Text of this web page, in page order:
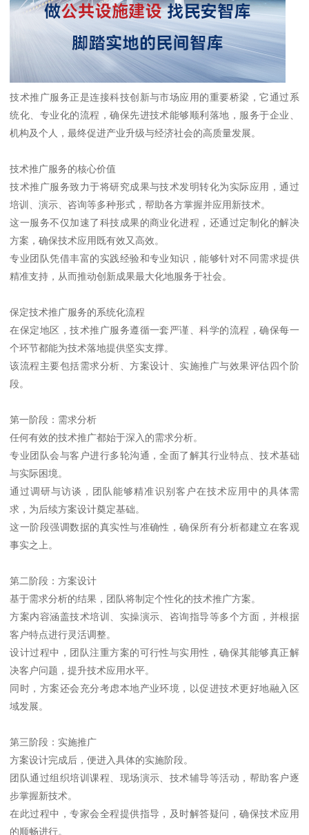
技术推广服务正是连接科技创新与市场应用的重要桥梁，它通过系
统化、专业化的流程，确保先进技术能够顺利落地，服务于企业、
机构及个人，最终促进产业升级与经济社会的高质量发展。
技术推广服务的核心价值
技术推广服务致力于将研究成果与技术发明转化为实际应用，通过
培训、演示、咨询等多种形式，帮助各方掌握并应用新技术。
这一服务不仅加速了科技成果的商业化进程，还通过定制化的解决
方案，确保技术应用既有效又高效。
专业团队凭借丰富的实践经验和专业知识，能够针对不同需求提供
精准支持，从而推动创新成果最大化地服务于社会。
保定技术推广服务的系统化流程
在保定地区，技术推广服务遵循一套严谨、科学的流程，确保每一
个环节都能为技术落地提供坚实支撑。
该流程主要包括需求分析、方案设计、实施推广与效果评估四个阶
段。
第一阶段：需求分析
任何有效的技术推广都始于深入的需求分析。
专业团队会与客户进行多轮沟通，全面了解其行业特点、技术基础
与实际困境。
通过调研与访谈，团队能够精准识别客户在技术应用中的具体需
求，为后续方案设计奠定基础。
这一阶段强调数据的真实性与准确性，确保所有分析都建立在客观
事实之上。
第二阶段：方案设计
基于需求分析的结果，团队将制定个性化的技术推广方案。
方案内容涵盖技术培训、实操演示、咨询指导等多个方面，并根据
客户特点进行灵活调整。
设计过程中，团队注重方案的可行性与实用性，确保其能够真正解
决客户问题，提升技术应用水平。
同时，方案还会充分考虑本地产业环境，以促进技术更好地融入区
域发展。
第三阶段：实施推广
方案设计完成后，便进入具体的实施阶段。
团队通过组织培训课程、现场演示、技术辅导等活动，帮助客户逐
步掌握新技术。
在此过程中，专家会全程提供指导，及时解答疑问，确保技术应用
的顺畅进行。